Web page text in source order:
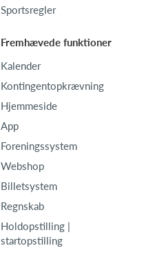
Sportsregler
Fremhævede funktioner
Kalender
Kontingentopkrævning
Hjemmeside
App
Foreningssystem
Webshop
Billetsystem
Regnskab
Holdopstilling |
startopstilling